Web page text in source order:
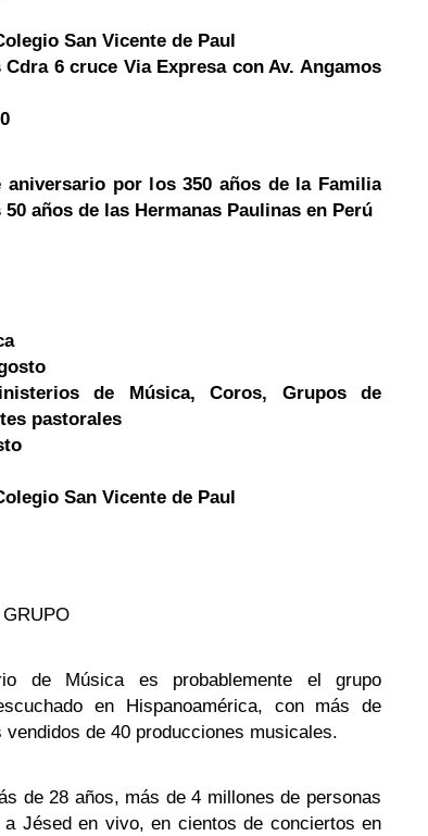
San Vicente de Paul
6 cruce Via Expresa con Av. Angamos
aniversario por los 350 años de la Familia
años de las Hermanas Paulinas en Perú
de Música, Coros, Grupos de
pastorales
San Vicente de Paul
de Música es probablemente el grupo
en Hispanoamérica, con más de
vendidos de 40 producciones musicales.
de 28 años, más de 4 millones de personas
a Jésed en vivo, en cientos de conciertos en